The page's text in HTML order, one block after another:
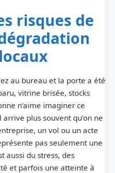
risques de
au bureau et la porte a été
vitrine brisée, stocks
n’aime imaginer ce
plus souvent qu’on ne
un vol ou un acte
pas seulement une
aussi du stress, des
et parfois une atteinte à